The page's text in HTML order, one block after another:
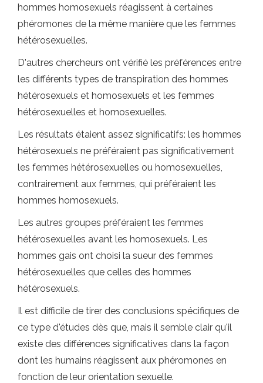
hommes homosexuels réagissent à certaines
phéromones de la même manière que les femmes
hétérosexuelles.
D'autres chercheurs ont vérifié les préférences entre
les différents types de transpiration des hommes
hétérosexuels et homosexuels et les femmes
hétérosexuelles et homosexuelles.
Les résultats étaient assez significatifs: les hommes
hétérosexuels ne préféraient pas significativement
les femmes hétérosexuelles ou homosexuelles,
contrairement aux femmes, qui préféraient les
hommes homosexuels.
Les autres groupes préféraient les femmes
hétérosexuelles avant les homosexuels. Les
hommes gais ont choisi la sueur des femmes
hétérosexuelles que celles des hommes
hétérosexuels.
Il est difficile de tirer des conclusions spécifiques de
ce type d'études dès que, mais il semble clair qu'il
existe des différences significatives dans la façon
dont les humains réagissent aux phéromones en
fonction de leur orientation sexuelle.